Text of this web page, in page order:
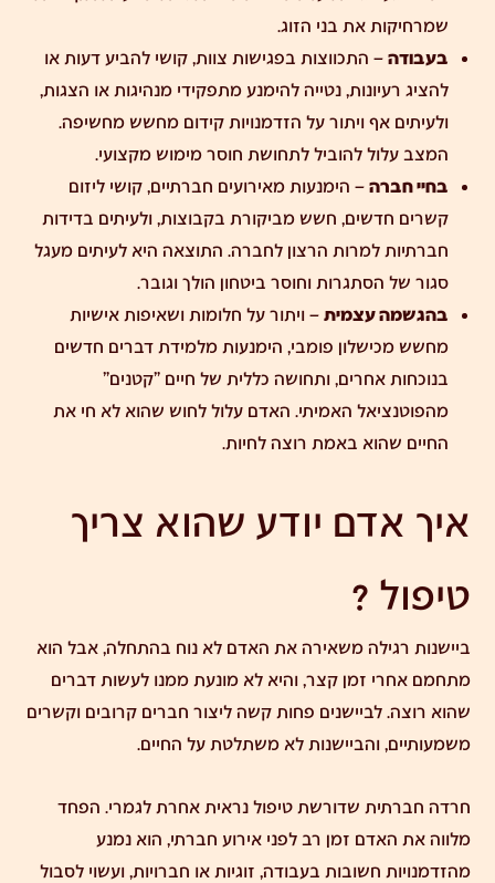
שמרחיקות את בני הזוג.
בעבודה – התכווצות בפגישות צוות, קושי להביע דעות או
להציג רעיונות, נטייה להימנע מתפקידי מנהיגות או הצגות,
ולעיתים אף ויתור על הזדמנויות קידום מחשש מחשיפה.
המצב עלול להוביל לתחושת חוסר מימוש מקצועי.
בחיי חברה – הימנעות מאירועים חברתיים, קושי ליזום
קשרים חדשים, חשש מביקורת בקבוצות, ולעיתים בדידות
חברתיות למרות הרצון לחברה. התוצאה היא לעיתים מעגל
סגור של הסתגרות וחוסר ביטחון הולך וגובר.
בהגשמה עצמית – ויתור על חלומות ושאיפות אישיות
מחשש מכישלון פומבי, הימנעות מלמידת דברים חדשים
בנוכחות אחרים, ותחושה כללית של חיים "קטנים"
מהפוטנציאל האמיתי. האדם עלול לחוש שהוא לא חי את
החיים שהוא באמת רוצה לחיות.
איך אדם יודע שהוא צריך
טיפול ?
ביישנות רגילה משאירה את האדם לא נוח בהתחלה, אבל הוא
מתחמם אחרי זמן קצר, והיא לא מונעת ממנו לעשות דברים
שהוא רוצה. לביישנים פחות קשה ליצור חברים קרובים וקשרים
משמעותיים, והביישנות לא משתלטת על החיים.
חרדה חברתית שדורשת טיפול נראית אחרת לגמרי. הפחד
מלווה את האדם זמן רב לפני אירוע חברתי, הוא נמנע
מהזדמנויות חשובות בעבודה, זוגיות או חברויות, ועשוי לסבול